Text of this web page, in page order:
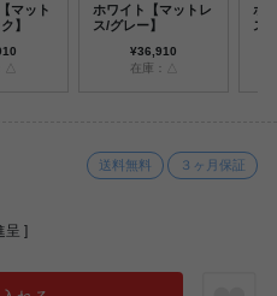
マット
】
△
ホワイト【マットレ
ス/グレー】
¥36,910
在庫：△
ホ
ス/
送料無料 ３ヶ月保証
呈 ]